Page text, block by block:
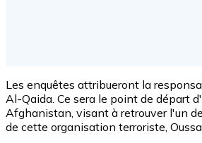
Les enquêtes attribueront la
Al-Qaida. Ce sera le point de départ
Afghanistan, visant à retrouver l'un
de cette organisation terroriste,